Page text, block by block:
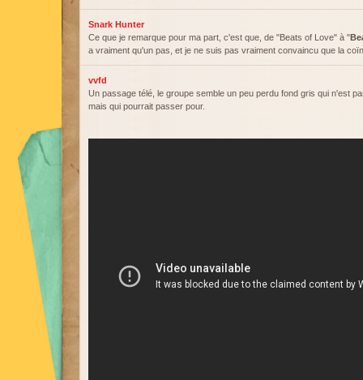
Snark Hunter
Ce que je remarque pour ma part, c'est que, de "Beats of Love" à "
a vraiment qu'un pas, et je ne suis pas vraiment convaincu que la
vvfd
Un passage télé, le groupe semble un peu perdu fond gris qui n'est
mais qui pourrait passer pour.